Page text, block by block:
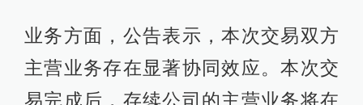
业务方面，公告表示，本次交易双方
主营业务存在显著协同效应。本次交
易完成后，存续公司的主营业务将在